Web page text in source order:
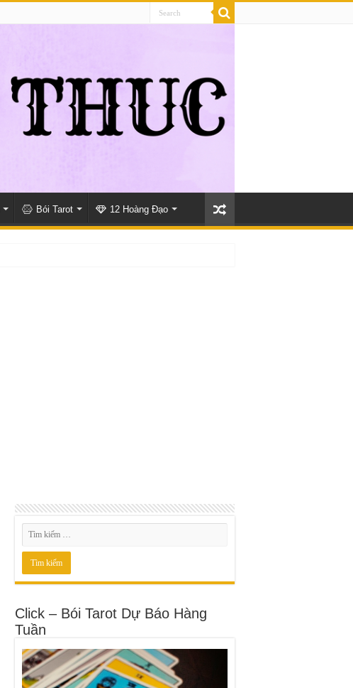
Bói Tarot 12 Hoàng Đạo
Click – Bói Tarot Dự Báo Hàng
Tuần